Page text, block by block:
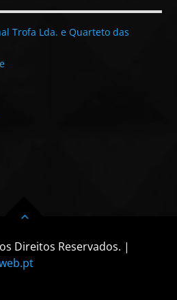
Trofa Lda. e Quarteto das
Direitos Reservados. |